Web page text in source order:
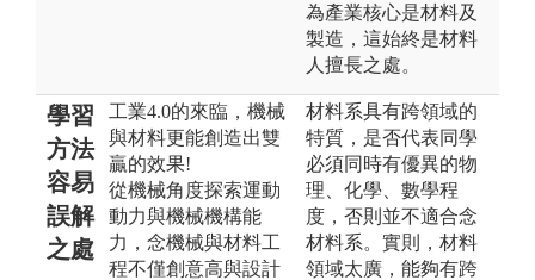
為產業核心是材料及
製造，這始終是材料
人擅長之處。
學習
方法
容易
誤解
之處
工業4.0的來臨，機械
與材料更能創造出雙
贏的效果!
從機械角度探索運動
動力與機械機構能
力，念機械與材料工
程不僅創意高與設計
材料系具有跨領域的
特質，是否代表同學
必須同時有優異的物
理、化學、數學程
度，否則並不適合念
材料系。實則，材料
領域太廣，能夠有跨